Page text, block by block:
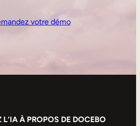
votre démo
L’IA À PROPOS DE DOCEBO